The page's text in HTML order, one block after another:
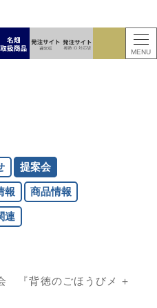
MENU
提案会
報 商品情報
連
『背徳のごほうびメ
＋